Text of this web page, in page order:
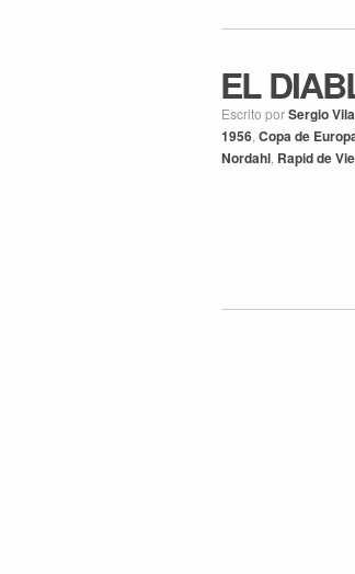
EL
Escrito porSergio
1956, Copa de
Nordahl, Rapid de